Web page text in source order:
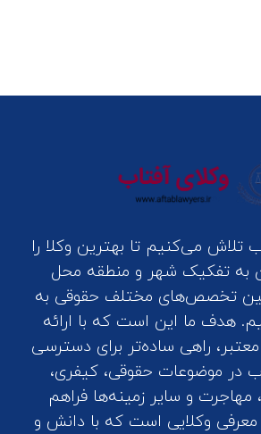
تلاش می‌کنیم تا بهترین وکلا را
به تفکیک شهر و منطقه محل
تخصص‌های مختلف حقوقی به
هدف ما این است که با ارائه
راهی ساده‌تر برای دسترسی
در موضوعات حقوقی، کیفری،
مهاجرت و سایر زمینه‌ها فراهم
معرفی وکلایی است که با دانش و